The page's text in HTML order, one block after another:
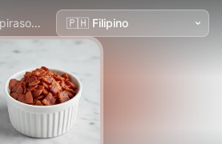
ng bacon